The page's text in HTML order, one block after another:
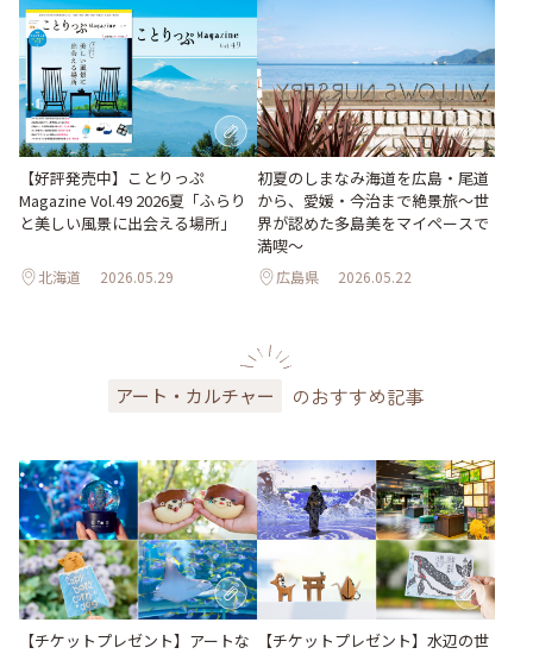
【好評発売中】ことりっぷ
Magazine Vol.49 2026夏「ふらり
と美しい風景に出会える場所」
北海道 2026.05.29
初夏のしまなみ海道を広島・尾道
から、愛媛・今治まで絶景旅〜世
界が認めた多島美をマイペースで
満喫〜
広島県 2026.05.22
アート・カルチャー のおすすめ記事
【チケットプレゼント】アートな
【チケットプレゼント】水辺の世